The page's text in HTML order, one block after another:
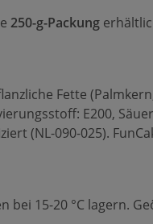
250-g-Packung
Fette
E200,
(NL-090-025).
bei 15-20 °C lagern.